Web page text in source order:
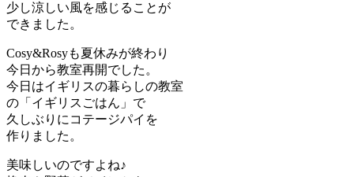
少し涼しい風を感じることが
できました。
Cosy&Rosyも夏休みが終わり
今日から教室再開でした。
今日はイギリスの暮らしの教室
の「イギリスごはん」で
久しぶりにコテージパイを
作りました。
美味しいのですよね♪